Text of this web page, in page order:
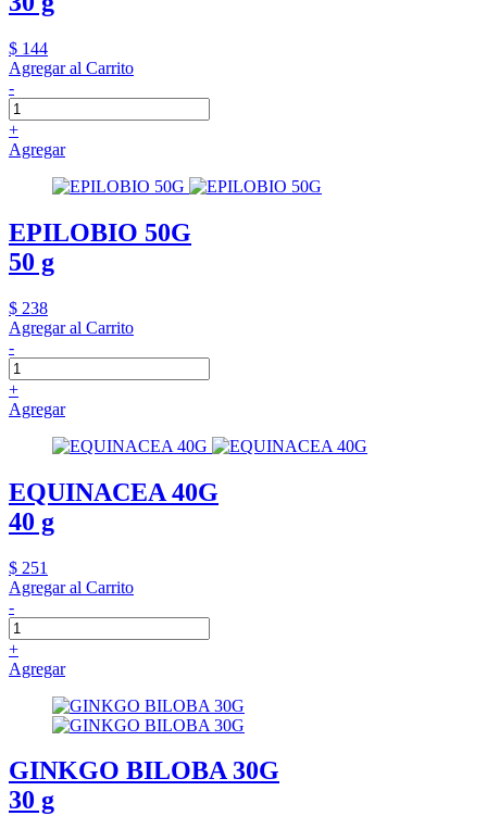
$ 144
Agregar al Carrito
-
+
Agregar
EPILOBIO 50G
50 g
$ 238
Agregar al Carrito
-
+
Agregar
EQUINACEA 40G
40 g
$ 251
Agregar al Carrito
-
+
Agregar
GINKGO BILOBA 30G
30 g